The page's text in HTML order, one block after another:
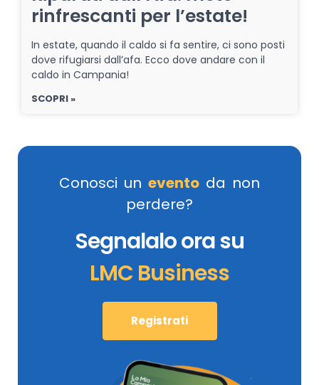
rinfrescanti per l’estate!
In estate, quando il caldo si fa sentire, ci sono posti
dove rifugiarsi dall’afa. Ecco dove andare con il
caldo in Campania!
SCOPRI »
Conosci un evento da non
perdere?
Segnalalo ora su
LMC Business
Registrati